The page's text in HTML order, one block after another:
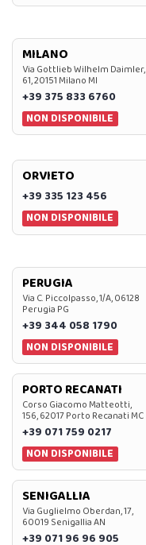
MILANO
Via Gottlieb Wilhelm Daimler,
61, 20151 Milano MI
+39 375 833 6760
NON DISPONIBILE
ORVIETO
+39 335 123 456
NON DISPONIBILE
PERUGIA
Via C. Piccolpasso, 1/A, 06128
Perugia PG
+39 344 058 1790
NON DISPONIBILE
PORTO RECANATI
Corso Giacomo Matteotti,
156, 62017 Porto Recanati MC
+39 071 759 0217
NON DISPONIBILE
SENIGALLIA
Via Guglielmo Oberdan, 17,
60019 Senigallia AN
+39 071 96 96 905